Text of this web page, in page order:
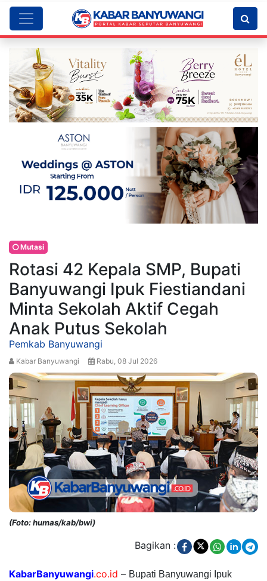
Mutasi
Rotasi 42 Kepala SMP, Bupati
Banyuwangi Ipuk Fiestiandani
Minta Sekolah Aktif Cegah
Anak Putus Sekolah
Pemkab Banyuwangi
Kabar Banyuwangi Rabu, 08 Jul 2026
(Foto: humas/kab/bwi)
Bagikan :
KabarBanyuwangi.co.id – Bupati Banyuwangi Ipuk